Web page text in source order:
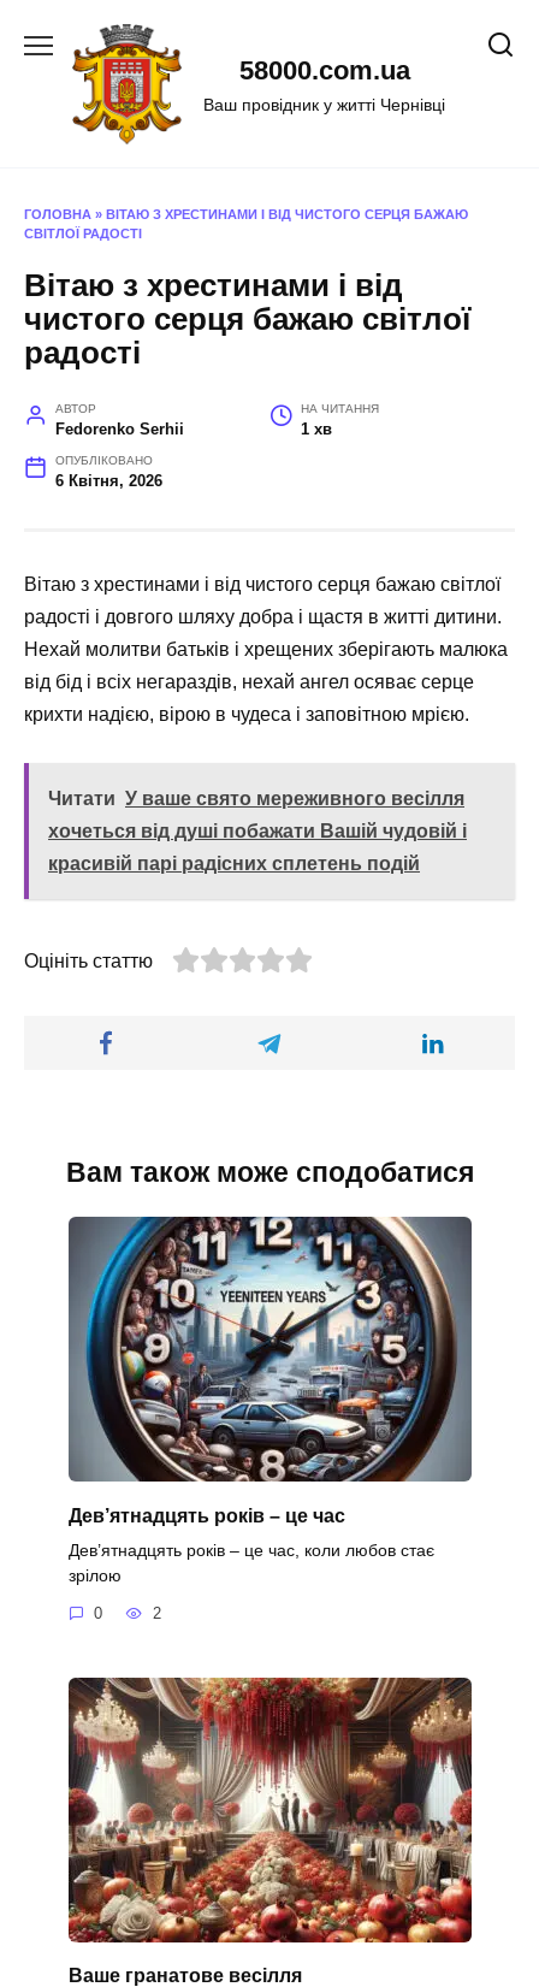
58000.com.ua
Ваш провідник у житті Чернівці
ГОЛОВНА » ВІТАЮ З ХРЕСТИНАМИ І ВІД ЧИСТОГО СЕРЦЯ БАЖАЮ
СВІТЛОЇ РАДОСТІ
Вітаю з хрестинами і від
чистого серця бажаю світлої
радості
АВТОР
Fedorenko Serhii
НА ЧИТАННЯ
1 хв
ОПУБЛІКОВАНО
6 Квітня, 2026
Вітаю з хрестинами і від чистого серця бажаю світлої
радості і довгого шляху добра і щастя в житті дитини.
Нехай молитви батьків і хрещених зберігають малюка
від бід і всіх негараздів, нехай ангел осяває серце
крихти надією, вірою в чудеса і заповітною мрією.
Читати У ваше свято мереживного весілля
хочеться від душі побажати Вашій чудовій і
красивій парі радісних сплетень подій
Оцініть статтю
Вам також може сподобатися
Дев’ятнадцять років – це час
Дев’ятнадцять років – це час, коли любов стає
зрілою
0 2
Ваше гранатове весілля